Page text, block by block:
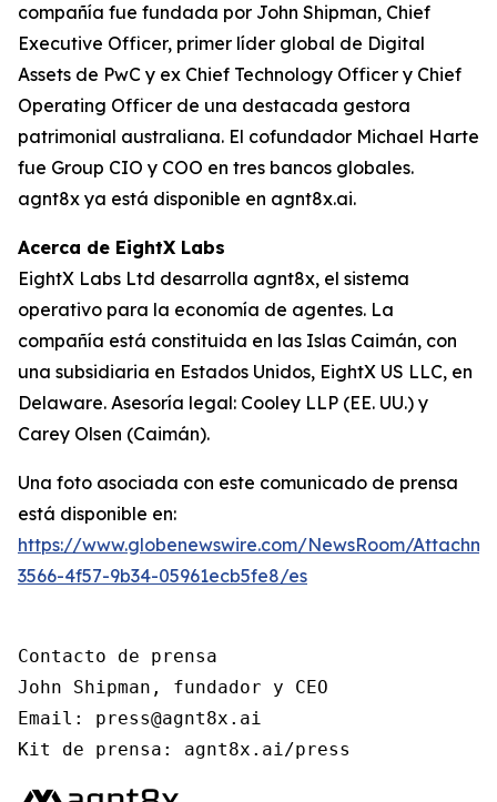
compañía fue fundada por John Shipman, Chief
Executive Officer, primer líder global de Digital
Assets de PwC y ex Chief Technology Officer y Chief
Operating Officer de una destacada gestora
patrimonial australiana. El cofundador Michael Harte
fue Group CIO y COO en tres bancos globales.
agnt8x ya está disponible en agnt8x.ai.
Acerca de EightX Labs
EightX Labs Ltd desarrolla agnt8x, el sistema
operativo para la economía de agentes. La
compañía está constituida en las Islas Caimán, con
una subsidiaria en Estados Unidos, EightX US LLC, en
Delaware. Asesoría legal: Cooley LLP (EE. UU.) y
Carey Olsen (Caimán).
Una foto asociada con este comunicado de prensa
está disponible en:
https://www.globenewswire.com/NewsRoom/
3566-4f57-9b34-05961ecb5fe8/es
Contacto de prensa
John Shipman, fundador y CEO
Email: press@agnt8x.ai
Kit de prensa: agnt8x.ai/press